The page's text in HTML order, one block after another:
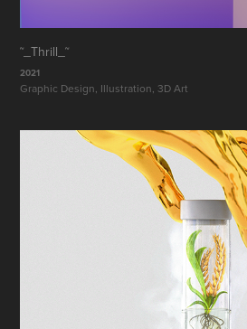
˜_Thrill_˜
2021
Graphic Design, Illustration, 3D Art